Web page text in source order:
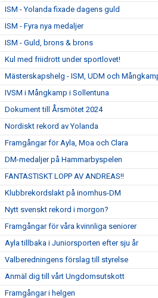
ISM - Yolanda fixade dagens guld
ISM - Fyra nya medaljer
ISM - Guld, brons & brons
Kul med friidrott under sportlovet!
Mästerskapshelg - ISM, UDM och
IVSM i Mångkamp i Sollentuna
Dokument till Årsmötet 2024
Nordiskt rekord av Yolanda
Framgångar för Ayla, Moa och Clara
DM-medaljer på Hammarbyspelen
FANTASTISKT LOPP AV ANDREAS!!
Klubbrekordslakt på inomhus-DM
Nytt svenskt rekord i morgon?
Framgångar för våra kvinnliga seniorer
Ayla tillbaka i Juniorsporten efter sju år
Valberedningens förslag till styrelse
Anmäl dig till vårt Ungdomsutskott
Framgångar i helgen